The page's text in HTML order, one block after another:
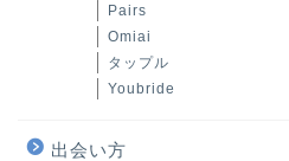
Pairs
Omiai
タップル
Youbride
出会い方